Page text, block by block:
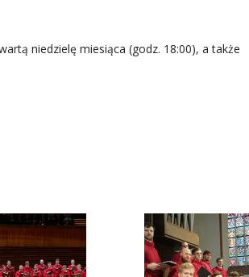
niedzielę miesiąca (godz. 18:00), a także